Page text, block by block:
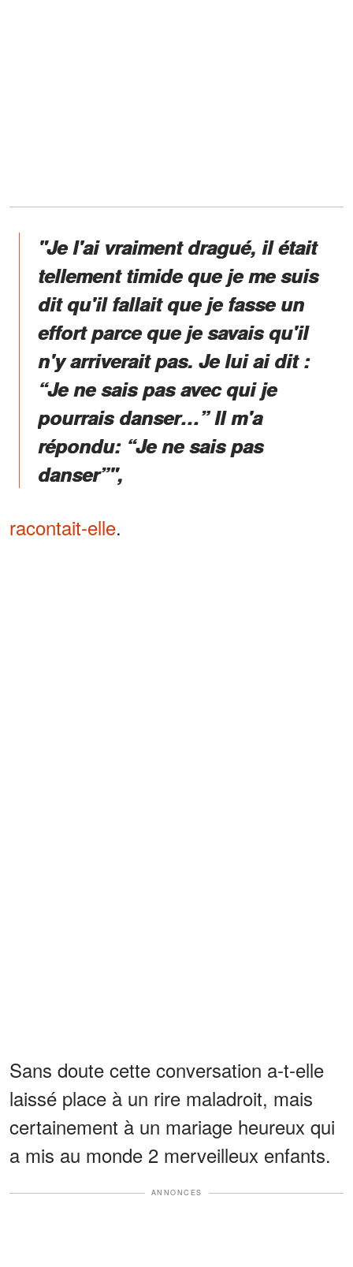
"Je l'ai vraiment dragué, il était
tellement timide que je me suis
dit qu'il fallait que je fasse un
effort parce que je savais qu'il
n'y arriverait pas. Je lui ai dit :
“Je ne sais pas avec qui je
pourrais danser…” Il m'a
répondu: “Je ne sais pas
danser”",
racontait-elle.
Sans doute cette conversation a-t-elle
laissé place à un rire maladroit, mais
certainement à un mariage heureux qui
a mis au monde 2 merveilleux enfants.
ANNONCES